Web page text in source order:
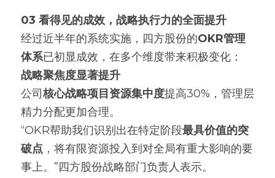
03 看得见的成效，战略执行力的全面提升
经过近半年的系统实施，四方股份的OKR管理
体系已初显成效，在多个维度带来积极变化：
战略聚焦度显著提升
公司核心战略项目资源集中度提高30%，管理层
精力分配更加合理。
“OKR帮助我们识别出在特定阶段最具价值的突
破点 ，将有限资源投入到对全局有重大影响的要
事上。”四方股份战略部门负责人表示。